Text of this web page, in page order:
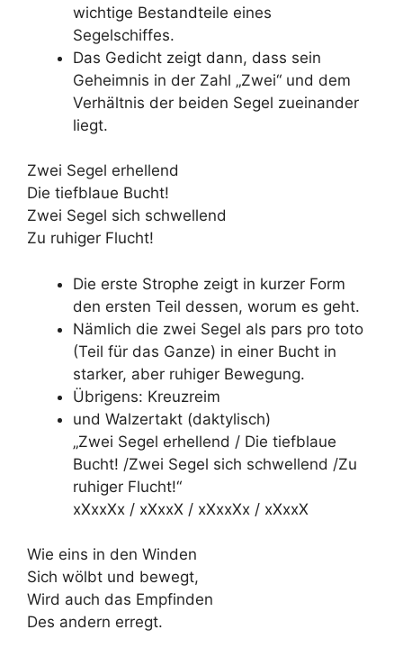
wichtige Bestandteile eines
Segelschiffes.
Das Gedicht zeigt dann, dass sein
Geheimnis in der Zahl „Zwei“ und dem
Verhältnis der beiden Segel zueinander
liegt.
Zwei Segel erhellend
Die tiefblaue Bucht!
Zwei Segel sich schwellend
Zu ruhiger Flucht!
Die erste Strophe zeigt in kurzer Form
den ersten Teil dessen, worum es geht.
Nämlich die zwei Segel als pars pro toto
(Teil für das Ganze) in einer Bucht in
starker, aber ruhiger Bewegung.
Übrigens: Kreuzreim
und Walzertakt (daktylisch)
„Zwei Segel erhellend / Die tiefblaue
Bucht! /Zwei Segel sich schwellend /Zu
ruhiger Flucht!“
xXxxXx / xXxxX / xXxxXx / xXxxX
Wie eins in den Winden
Sich wölbt und bewegt,
Wird auch das Empfinden
Des andern erregt.